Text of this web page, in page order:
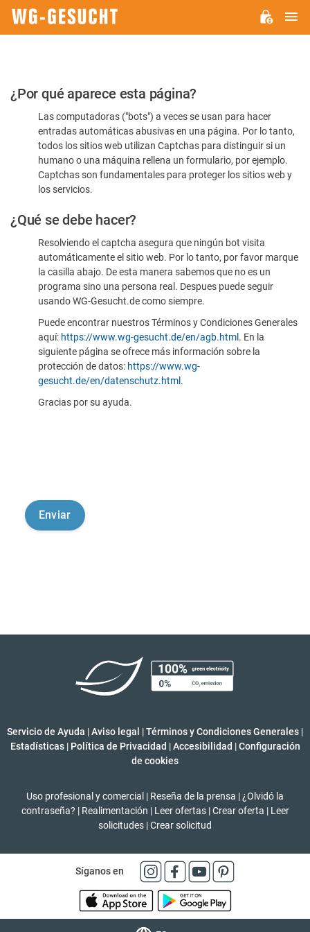
Por
favor,
confirme
humano
¿Por qué aparece esta página?
Las computadoras ("bots") a veces se usan para hacer
entradas automáticas abusivas en una página. Por lo tanto,
todos los sitios web utilizan Captchas para distinguir si un
humano o una máquina rellena un formulario, por ejemplo.
Captchas son fundamentales para proteger los sitios web y
los servicios.
¿Qué se debe hacer?
Resolviendo el captcha asegura que ningún bot visita
automáticamente el sitio web. Por lo tanto, por favor marque
la casilla abajo. De esta manera sabemos que no es un
programa sino una persona real. Despues puede seguir
usando WG-Gesucht.de como siempre.
Puede encontrar nuestros Términos y Condiciones Generales
aquí: https://www.wg-gesucht.de/en/agb.html . En la
siguiente página se ofrece más información sobre la
protección de datos: https://www.wg-
gesucht.de/en/datenschutz.html .
Gracias por su ayuda.
Servicio de Ayuda |Aviso legal |Términos y Condiciones Generales |
Estadísticas | Política de Privacidad | Accesibilidad | Configuración
de cookies
Uso profesional y comercial | Reseña de la prensa | ¿Olvidó la
contraseña? | Realimentación | Leer ofertas | Crear oferta | Leer
solicitudes |Crear solicitud
Síganos en